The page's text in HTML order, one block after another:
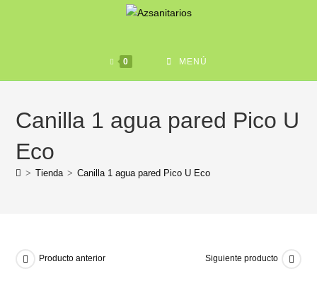
0 MENÚ
Canilla 1 agua pared Pico U
Eco
> Tienda > Canilla 1 agua pared Pico U Eco
Producto anterior Siguiente producto